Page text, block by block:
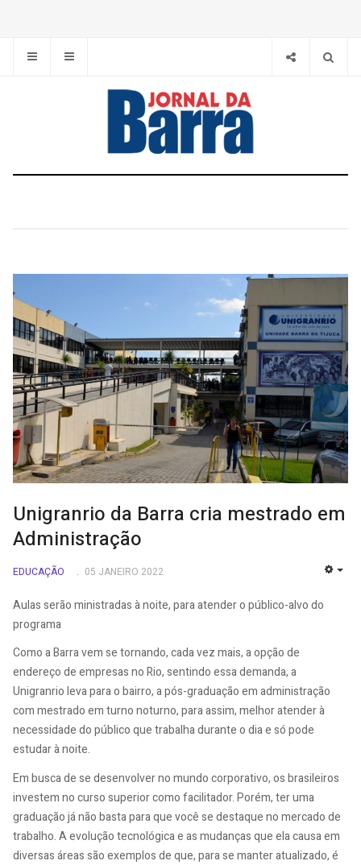
Unigranrio da Barra cria mestrado em
Administração
EDUCAÇÃO 05 JANEIRO 2022
Aulas serão ministradas à noite, para atender o público-alvo do
programa
Como a Barra vem se tornando, cada vez mais, a opção de
endereço de empresas no Rio, sentindo essa demanda, a
Unigranrio leva para o bairro, a pós-graduação em administração
com mestrado em turno noturno, para assim, melhor atender à
necessidade do público que trabalha durante o dia e só pode
estudar à noite.
Em busca de se desenvolver no mundo corporativo, os brasileiros
investem no curso superior como facilitador. Porém, ter uma
graduação já não basta para que você se destaque no mercado de
trabalho. A evolução tecnológica e as mudanças que ela causa em
diversas áreas são exemplos de que, para se manter atualizado, é